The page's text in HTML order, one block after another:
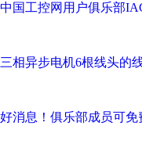
中国工控网用户俱乐部
三相异步电机6根线头的
好消息！俱乐部成员可免